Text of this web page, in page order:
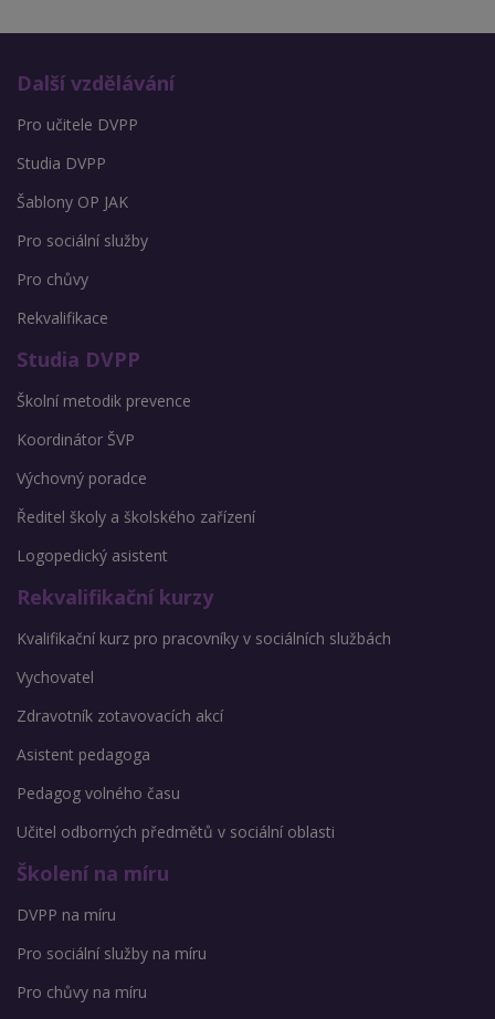
Další vzdělávání
Pro učitele DVPP
Studia DVPP
Šablony OP JAK
Pro sociální služby
Pro chůvy
Rekvalifikace
Studia DVPP
Školní metodik prevence
Koordinátor ŠVP
Výchovný poradce
Ředitel školy a školského zařízení
Logopedický asistent
Rekvalifikační kurzy
Kvalifikační kurz pro pracovníky v sociálních službách
Vychovatel
Zdravotník zotavovacích akcí
Asistent pedagoga
Pedagog volného času
Učitel odborných předmětů v sociální oblasti
Školení na míru
DVPP na míru
Pro sociální služby na míru
Pro chůvy na míru